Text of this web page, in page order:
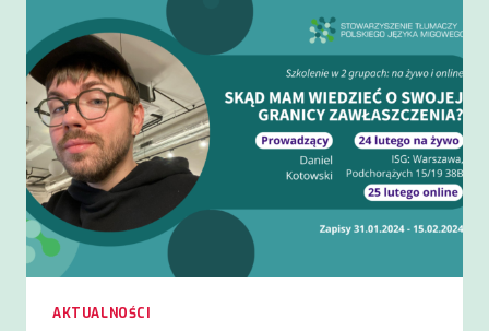
AKTUALNOŚCI